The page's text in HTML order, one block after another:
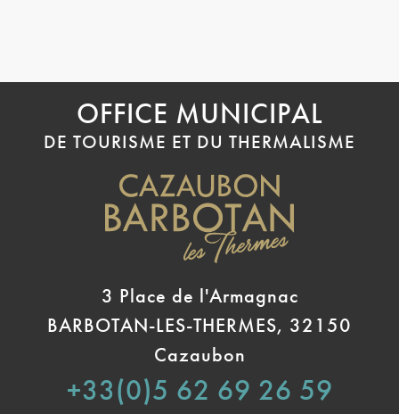
OFFICE MUNICIPAL
DE TOURISME ET DU THERMALISME
3 Place de l'Armagnac
BARBOTAN-LES-THERMES, 32150
Cazaubon
+33(0)5 62 69 26 59